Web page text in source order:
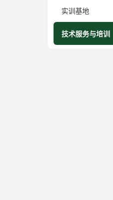
实训基地
技术服务与培训